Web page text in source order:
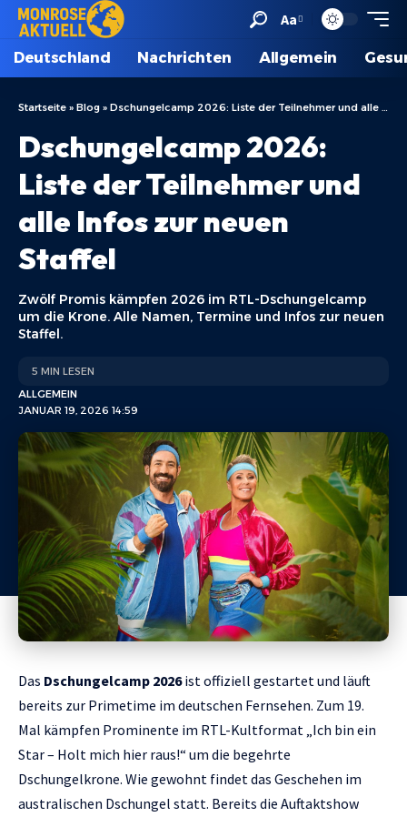
Aa
Deutschland Nachrichten Allgemein
Startseite » Blog » Dschungelcamp 2026: Liste der Teilnehmer und alle Infos zur neuen Staffel
Dschungelcamp 2026:
Liste der Teilnehmer und
alle Infos zur neuen
Staffel
Zwölf Promis kämpfen 2026 im RTL-Dschungelcamp
um die Krone. Alle Namen, Termine und Infos zur neuen
Staffel.
JANUAR 19, 2026 14:59
ALLGEMEIN
5 MIN LESEN
Das Dschungelcamp 2026ist offiziell gestartet und läuft
bereits zur Primetime im deutschen Fernsehen. Zum 19.
Mal kämpfen Prominente im RTL-Kultformat „Ich bin ein
Star – Holt mich hier raus!“ um die begehrte
Dschungelkrone. Wie gewohnt findet das Geschehen im
australischen Dschungel statt. Bereits die Auftaktshow